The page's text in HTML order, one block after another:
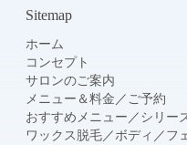
Sitemap
ホーム
コンセプト
サロンのご案内
メニュー＆料金 ／ ご予約
おすすめメニュー ／ シリー
ワックス脱毛 ／ ボディ ／ フ